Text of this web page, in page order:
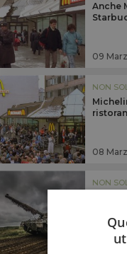
Anche
09
NON
08
NON
La
08